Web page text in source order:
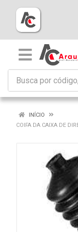
INÍCIO
COIFA DA CAIXA DE